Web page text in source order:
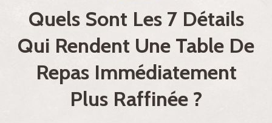
Quels Sont Les 7 Détails
Qui Rendent Une Table De
Repas Immédiatement
Plus Raffinée ?